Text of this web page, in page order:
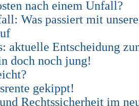
nach einem Unfall?
Was passiert mit
aktuelle Entscheidung
doch noch jung!
gekippt!
Rechtssicherheit im